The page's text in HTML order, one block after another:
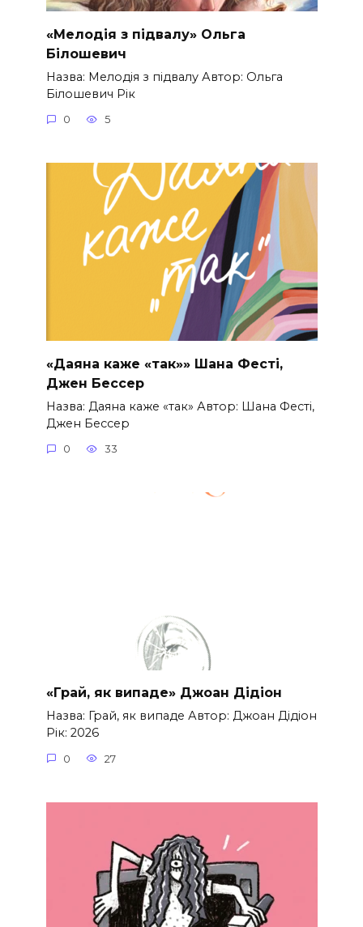
«Мелодія з підвалу» Ольга
Білошевич
Назва: Мелодія з підвалу Автор: Ольга
Білошевич Рік
0 5
«Даяна каже «так»» Шана Фесті,
Джен Бессер
Назва: Даяна каже «так» Автор: Шана Фесті,
Джен Бессер
0 33
«Грай, як випаде» Джоан Дідіон
Назва: Грай, як випаде Автор: Джоан Дідіон
Рік: 2026
0 27